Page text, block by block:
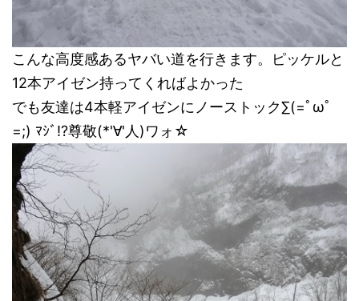
こんな高度感あるヤバい道を行きます。ピッケルと
12本アイゼン持ってくればよかった
でも友達は4本軽アイゼンにノーストック∑(=ﾟωﾟ
=;) ﾏｼﾞ!?尊敬(*'∀'人)ワォ☆